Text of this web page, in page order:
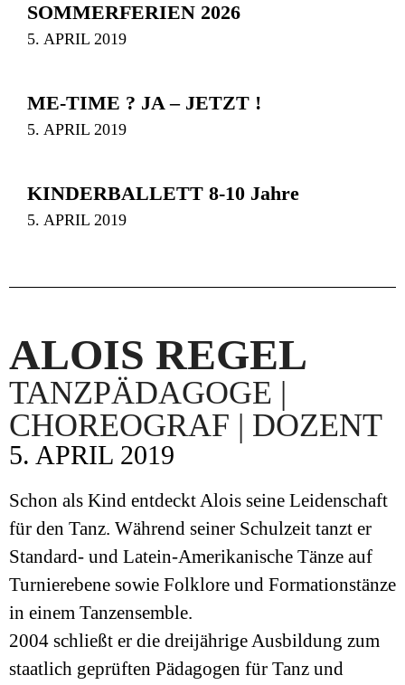
SOMMERFERIEN 2026
5. APRIL 2019
ME-TIME ? JA – JETZT !
5. APRIL 2019
KINDERBALLETT 8-10 Jahre
5. APRIL 2019
ALOIS REGEL
TANZPÄDAGOGE |
CHOREOGRAF | DOZENT
5. APRIL 2019
Schon als Kind entdeckt Alois seine Leidenschaft
für den Tanz. Während seiner Schulzeit tanzt er
Standard- und Latein-Amerikanische Tänze auf
Turnierebene sowie Folklore und Formationstänze
in einem Tanzensemble.
2004 schließt er die dreijährige Ausbildung zum
staatlich geprüften Pädagogen für Tanz und